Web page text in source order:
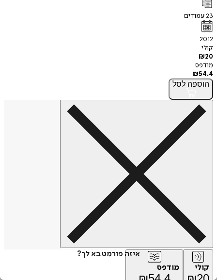
23עמודים
2012
קולי
₪20
מודפס
₪54.4
הוספה לסל
איזה פורמט בא לך?
קולי
מודפס